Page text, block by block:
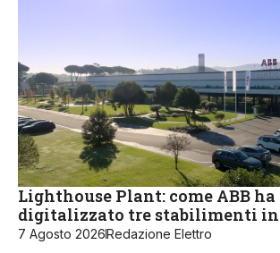
Lighthouse Plant: come ABB ha
digitalizzato tre stabilimenti
7 Agosto 2026Redazione Elettro